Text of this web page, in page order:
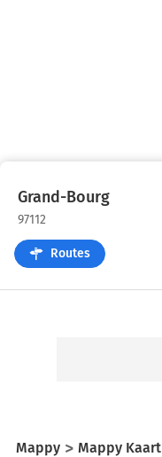
Grand-Bourg
97112
Routes
Mappy Mappy Kaart